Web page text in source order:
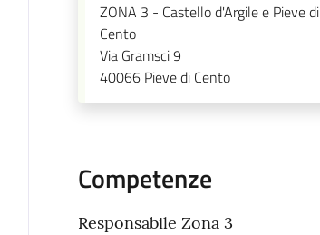
ZONA 3 - Castello d'Argile e Pieve di
Cento
Via Gramsci 9
40066 Pieve di Cento
Competenze
Responsabile Zona 3